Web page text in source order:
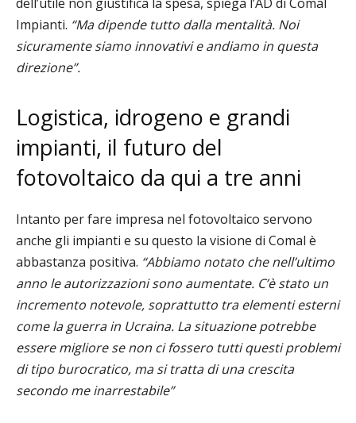
dell’utile non giustifica la spesa, spiega l’AD di Comal
Impianti. “Ma dipende tutto dalla mentalità. Noi
sicuramente siamo innovativi e andiamo in questa
direzione”.
Logistica, idrogeno e grandi
impianti, il futuro del
fotovoltaico da qui a tre anni
Intanto per fare impresa nel fotovoltaico servono
anche gli impianti e su questo la visione di Comal è
abbastanza positiva. “Abbiamo notato che nell’ultimo
anno le autorizzazioni sono aumentate. C’è stato un
incremento notevole, soprattutto tra elementi esterni
come la guerra in Ucraina. La situazione potrebbe
essere migliore se non ci fossero tutti questi problemi
di tipo burocratico, ma si tratta di una crescita
secondo me inarrestabile”